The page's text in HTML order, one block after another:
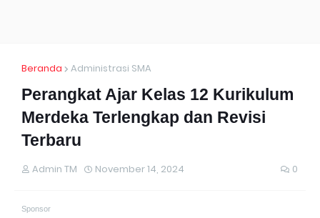
Beranda Administrasi SMA
Perangkat Ajar Kelas 12 Kurikulum
Merdeka Terlengkap dan Revisi
Terbaru
Admin TM November 14, 2024 0
Sponsor